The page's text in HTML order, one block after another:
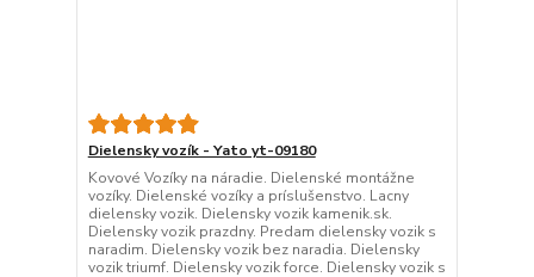
Dielensky vozík - Yato yt-09180
Kovové Vozíky na náradie. Dielenské montážne
vozíky. Dielenské vozíky a príslušenstvo. Lacny
dielensky vozik. Dielensky vozik kamenik.sk.
Dielensky vozik prazdny. Predam dielensky vozik s
naradim. Dielensky vozik bez naradia. Dielensky
vozik triumf. Dielensky vozik force. Dielensky vozik s